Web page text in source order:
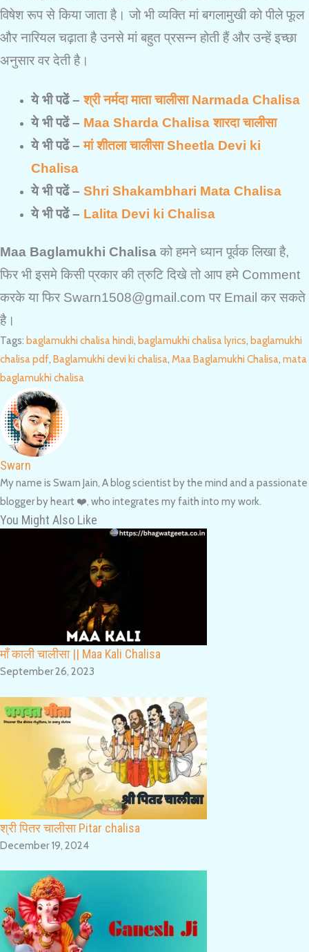
विषेश रूप से किया जाता है। जो भी व्यक्ति मां बगलामुखी को पीले फूल
और नारियल चढ़ाता है उनसे मां बहुत प्रसन्न होती हैं और उन्हें इच्छा
अनुसार वर देती है।
ये भी पढें –श्री नर्मदा माता चालीसा Narmada Chalisa
ये भी पढें – Maa Sharda Chalisa शारदा चालीसा
ये भी पढें –मां शीतला चालीसा Sheetla Devi ki
Chalisa
ये भी पढें – Shri Shakambhari Mata Chalisa
ये भी पढें – Lalita Devi ki Chalisa
Maa Baglamukhi Chalisa को हमने ध्यान पूर्वक लिखा है,
फिर भी इसमे किसी प्रकार की त्रुटि दिखे तो आप हमे Comment
करके या फिर Swarn1508@gmail.com पर Email कर सकते
है।
Tags: baglamukhi chalisa hindi, baglamukhi chalisa lyrics, baglamukhi
chalisa pdf, Baglamukhi devi ki chalisa, Maa Baglamukhi Chalisa, mata
baglamukhi chalisa
Swarn
My name is Swarn Jain, A blog scientist by the mind and a passionate
blogger by heart ❤️, who integrates my faith into my work.
You Might Also Like
माँ काली चालीसा || Maa Kali Chalisa
September 26, 2023
श्री पितर चालीसा Pitar chalisa
December 19, 2024